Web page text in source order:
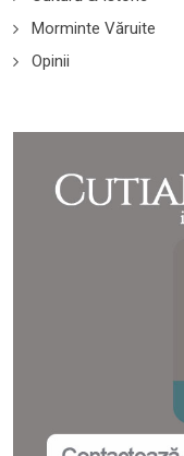
Morminte Văruite
Opinii